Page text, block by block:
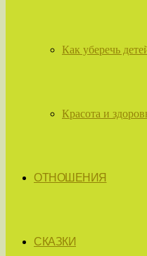
Как уберечь
Красота и
ОТНОШЕНИЯ
СКАЗКИ